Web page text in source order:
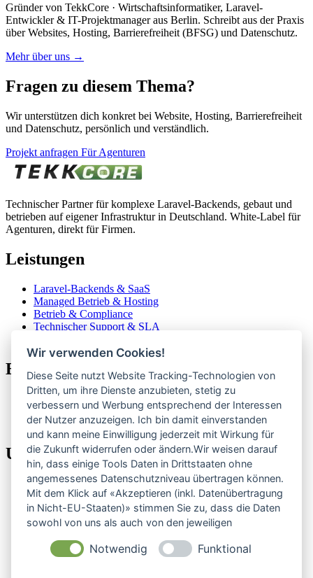
Gründer von TekkCore · Wirtschaftsinformatiker, Laravel-
Entwickler & IT-Projektmanager aus Berlin. Schreibt aus der Praxis
über Websites, Hosting, Barrierefreiheit (BFSG) und Datenschutz.
Mehr über uns →
Fragen zu diesem Thema?
Wir unterstützen dich konkret bei Website, Hosting, Barrierefreiheit
und Datenschutz, persönlich und verständlich.
Projekt anfragen Für Agenturen
Technischer Partner für komplexe Laravel-Backends, gebaut und
betrieben auf eigener Infrastruktur in Deutschland. White-Label für
Agenturen, direkt für Firmen.
Leistungen
Laravel-Backends & SaaS
Managed Betrieb & Hosting
Betrieb & Compliance
Technischer Support & SLA
Eigene Produkte
ClubCoPilot
CompElo
Alle Produkte
Unternehmen
Über uns
Referenzen
Preise
Blog
Status
Kundenlogin
Wir verwenden Cookies!
Diese Seite nutzt Website Tracking-Technologien von
Dritten, um ihre Dienste anzubieten, stetig zu
verbessern und Werbung entsprechend der Interessen
der Nutzer anzuzeigen. Ich bin damit einverstanden
und kann meine Einwilligung jederzeit mit Wirkung für
die Zukunft widerrufen oder ändern.Wir weisen darauf
hin, dass einige Tools Daten in Drittstaaten ohne
angemessenes Datenschutzniveau übertragen können.
Mit dem Klick auf «Akzeptieren (inkl. Datenübertragung
in Nicht-EU-Staaten)» stimmen Sie zu, dass die Daten
sowohl von uns als auch von den jeweiligen
werden dürfen. Sie können Ihre Cookie-Einstellungen
Notwendig Funktional